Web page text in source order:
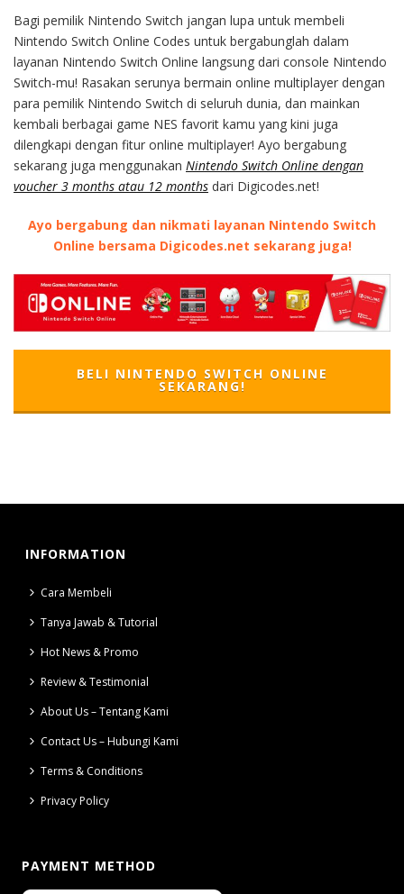
Bagi pemilik Nintendo Switch jangan lupa untuk membeli
Nintendo Switch Online Codes untuk bergabunglah dalam
layanan Nintendo Switch Online langsung dari console Nintendo
Switch-mu! Rasakan serunya bermain online multiplayer dengan
para pemilik Nintendo Switch di seluruh dunia, dan mainkan
kembali berbagai game NES favorit kamu yang kini juga
dilengkapi dengan fitur online multiplayer! Ayo bergabung
sekarang juga menggunakan Nintendo Switch Online dengan
voucher 3 months atau 12 months dari Digicodes.net!
Ayo bergabung dan nikmati layanan Nintendo Switch
Online bersama Digicodes.net sekarang juga!
BELI NINTENDO SWITCH ONLINE
SEKARANG!
INFORMATION
Cara Membeli
Tanya Jawab & Tutorial
Hot News & Promo
Review & Testimonial
About Us – Tentang Kami
Contact Us – Hubungi Kami
Terms & Conditions
Privacy Policy
PAYMENT METHOD